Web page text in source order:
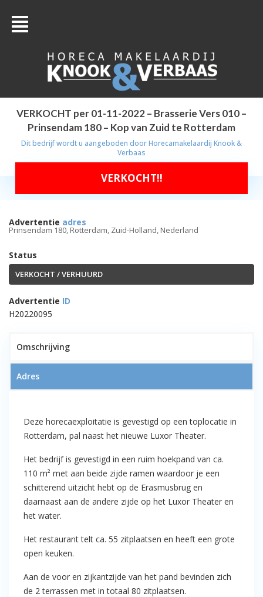
VERKOCHT per 01-11-2022 – Brasserie Vers 010 –
Prinsendam 180 – Kop van Zuid te Rotterdam
Dit bedrijf wordt u aangeboden doorHorecamakelaardij Knook &
Verbaas
VERKOCHT!!
Advertentie adres
Prinsendam 180, Rotterdam, Zuid-Holland, Nederland
Status
VERKOCHT / VERHUURD
Advertentie ID
H20220095
Brasserie Vers 010 – Prinsendam
180 – Kop van Zuid te Rotterdam
Omschrijving
Adres
Deze horecaexploitatie is gevestigd op een toplocatie in
Rotterdam, pal naast het nieuwe Luxor Theater.
Het bedrijf is gevestigd in een ruim hoekpand van ca.
110 m² met aan beide zijde ramen waardoor je een
schitterend uitzicht hebt op de Erasmusbrug en
daarnaast aan de andere zijde op het Luxor Theater en
het water.
Het restaurant telt ca. 55 zitplaatsen en heeft een grote
open keuken.
Aan de voor en zijkantzijde van het pand bevinden zich
de 2 terrassen met in totaal 80 zitplaatsen.